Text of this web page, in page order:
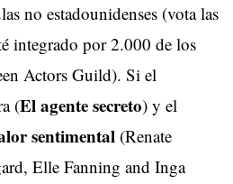
no estadounidenses (vota las
integrado por 2.000 de los
Actors Guild). Si el
(El agente secreto) y el
sentimental (Renate
Elle Fanning and Inga